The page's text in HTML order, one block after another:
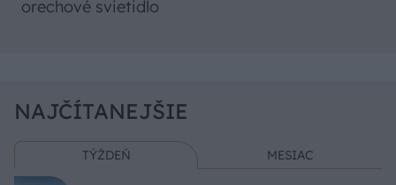
orechové svietidlo
NAJČÍTANEJŠIE
TÝŽDEŇ MESIAC